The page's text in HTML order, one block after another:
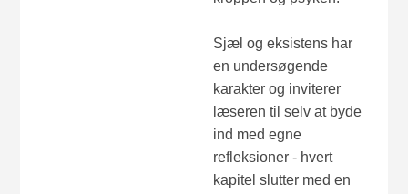
Sjæl og eksistens har
en undersøgende
karakter og inviterer
læseren til selv at byde
ind med egne
refleksioner - hvert
kapitel slutter med en